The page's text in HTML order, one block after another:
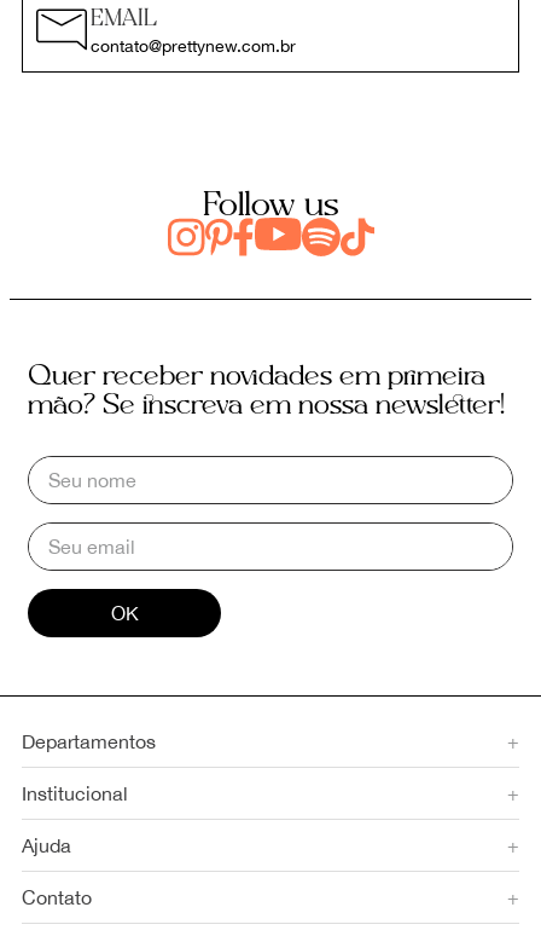
EMAIL
contato@prettynew.com.br
Follow us
Quer receber novidades em primeira
mão? Se inscreva em nossa newsletter!
OK
Departamentos +
Institucional +
Ajuda +
Contato +